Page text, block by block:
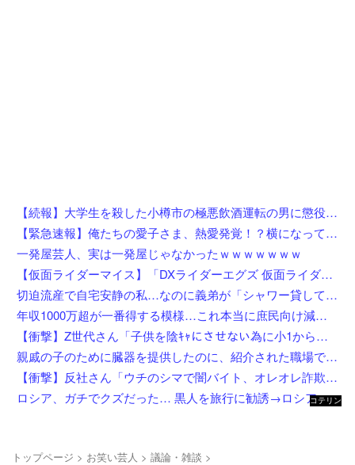
【続報】大学生を殺した小樽市の極悪飲酒運転の男に懲役4年6ヶ月の判決。
【緊急速報】俺たちの愛子さま、熱愛発覚！？横になってしまう奴らが大量発生してしまう…
一発屋芸人、実は一発屋じゃなかったｗｗｗｗｗｗｗ
【仮面ライダーマイス】「DXライダーエグズ 仮面ライダーストア東京セット」仮面ライダーストアで発売決定
切迫流産で自宅安静の私…なのに義弟が「シャワー貸して」「泊めて」と嫌がらせレベルの連続突撃！夫経由で断ると私に直接LINEしてきて絶句←大人しく自宅の風呂に入れよ
年収1000万超が一番得する模様…これ本当に庶民向け減税か？
【衝撃】Z世代さん「子供を陰ｷｬにさせない為に小1から髪を金髪に染めさせてる」←これ効果あると思う？？？？？？
親戚の子のために臓器を提供したのに、紹介された職場でいじめられて右足に麻痺が残った…人助けして身体壊された挙句バカにされるとか胸糞すぎ
【衝撃】反社さん「ウチのシマで闇バイト、オレオレ詐欺、強盗する奴らぶっ○す」←これw w w w w w w
ロシア、ガチでクズだった… 黒人を旅行に勧誘→ロシア語で契約書にサインさせられる→前線で大量戦死
コテリン
トップページ > お笑い芸人 > 議論・雑談 >